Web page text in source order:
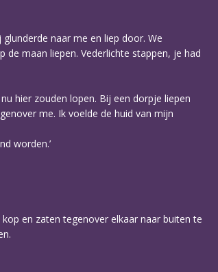
naar me en liep door. We
maan liepen. Vederlichte stappen, je had
hier zouden lopen. Bij een dorpje liepen
me. Ik voelde de huid van mijn
worden.’
en zaten tegenover elkaar naar buiten te